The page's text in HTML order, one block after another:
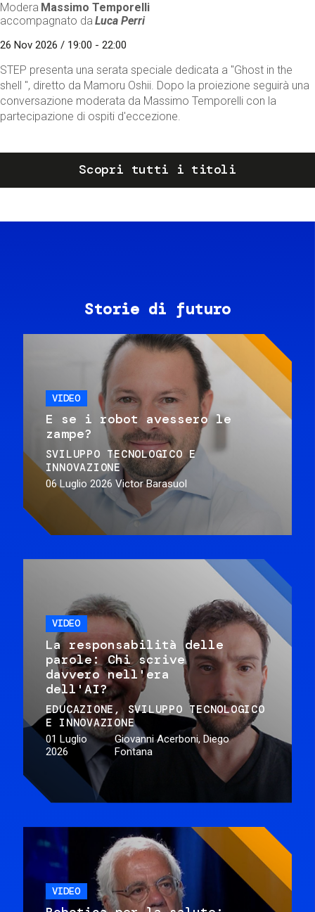
Modera Massimo Temporelli
accompagnato da Luca Perri
26 Nov 2026 / 19:00 - 22:00
STEP presenta una serata speciale dedicata a "Ghost in the
shell ", diretto da Mamoru Oshii. Dopo la proiezione seguirà una
conversazione moderata da Massimo Temporelli con la
partecipazione di ospiti d'eccezione.
Scopri tutti i titoli
Storie di futuro
VIDEO
E se i robot avessero le
zampe?
SVILUPPO TECNOLOGICO E
INNOVAZIONE
06 Luglio 2026 Victor Barasuol
VIDEO
La responsabilità delle
parole: Chi scrive
davvero nell'era
dell'AI?
EDUCAZIONE
SVILUPPO TECNOLOGICO
E INNOVAZIONE
01 Luglio
2026
Giovanni Acerboni, Diego
Fontana
VIDEO